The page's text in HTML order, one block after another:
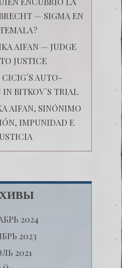
— SIGMA EN
AIFAN — JUDGE
JUSTICE
CICIG´S AUTO-
BITKOV´S TRIAL
AIFAN, SINÓNIMO
IMPUNIDAD E
2024
2023
2021